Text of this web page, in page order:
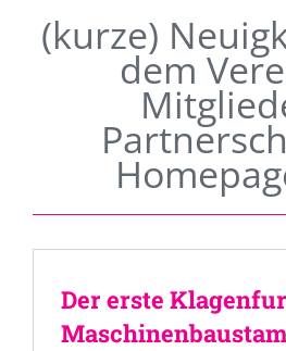
(kurze)
dem
Der erste